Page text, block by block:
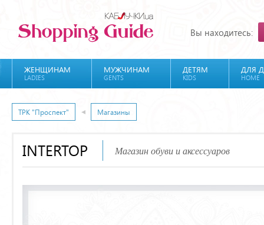
Вы находитесь:
ЖЕНЩИНАМ
LADIES
МУЖЧИНАМ
GENTS
ДЕТЯМ
KIDS
ДЛЯ
HOME
ТРК "Проспект" Магазины
INTERTOP Магазин обуви и аксессуаров